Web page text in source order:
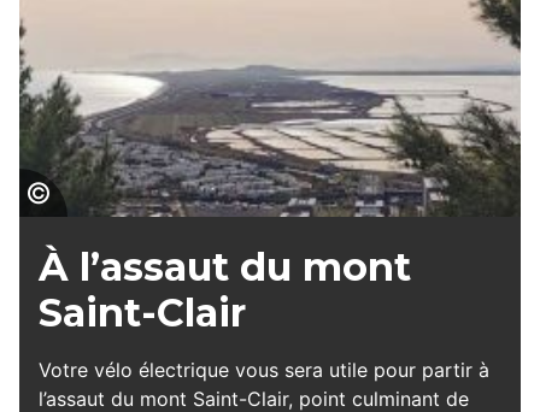
Sète
À l’assaut du mont
Saint-Clair
Votre vélo électrique vous sera utile pour partir à
l’assaut du mont Saint-Clair, point culminant de